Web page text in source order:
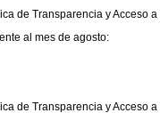
de Transparencia y Acceso
al mes de agosto:
de Transparencia y Acceso